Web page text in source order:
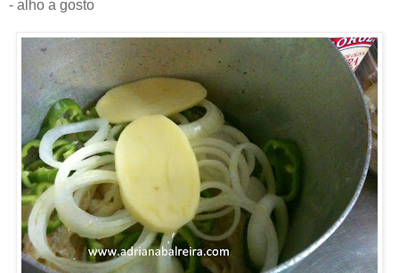
- alho a gosto